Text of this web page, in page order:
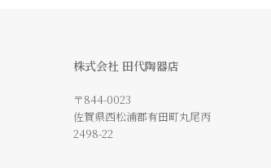
株式会社 田代陶器店
〒844-0023
佐賀県西松浦郡有田町丸尾丙
2498-22